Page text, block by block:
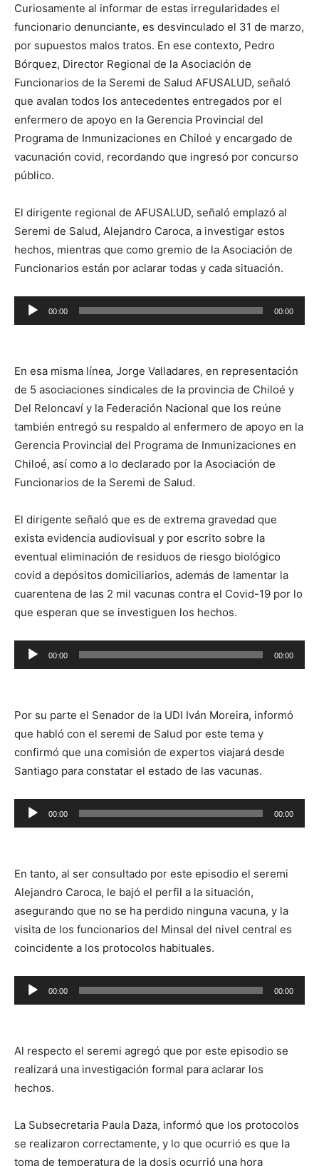
Curiosamente al informar de estas irregularidades el
funcionario denunciante, es desvinculado el 31 de marzo,
por supuestos malos tratos. En ese contexto, Pedro
Bórquez, Director Regional de la Asociación de
Funcionarios de la Seremi de Salud AFUSALUD, señaló
que avalan todos los antecedentes entregados por el
enfermero de apoyo en la Gerencia Provincial del
Programa de Inmunizaciones en Chiloé y encargado de
vacunación covid, recordando que ingresó por concurso
público.
El dirigente regional de AFUSALUD, señaló emplazó al
Seremi de Salud, Alejandro Caroca, a investigar estos
hechos, mientras que como gremio de la Asociación de
Funcionarios están por aclarar todas y cada situación.
Reproductor
de
00:00 00:00
En esa misma línea, Jorge Valladares, en representación
de 5 asociaciones sindicales de la provincia de Chiloé y
Del Reloncaví y la Federación Nacional que los reúne
también entregó su respaldo al enfermero de apoyo en la
Gerencia Provincial del Programa de Inmunizaciones en
Chiloé, así como a lo declarado por la Asociación de
Funcionarios de la Seremi de Salud.
El dirigente señaló que es de extrema gravedad que
exista evidencia audiovisual y por escrito sobre la
eventual eliminación de residuos de riesgo biológico
covid a depósitos domiciliarios, además de lamentar la
cuarentena de las 2 mil vacunas contra el Covid-19 por lo
que esperan que se investiguen los hechos.
Reproductor
de
00:00 00:00
Por su parte el Senador de la UDI Iván Moreira, informó
que habló con el seremi de Salud por este tema y
confirmó que una comisión de expertos viajará desde
Santiago para constatar el estado de las vacunas.
Reproductor
de
00:00 00:00
En tanto, al ser consultado por este episodio el seremi
Alejandro Caroca, le bajó el perfil a la situación,
asegurando que no se ha perdido ninguna vacuna, y la
visita de los funcionarios del Minsal del nivel central es
coincidente a los protocolos habituales.
Reproductor
de
00:00 00:00
Al respecto el seremi agregó que por este episodio se
realizará una investigación formal para aclarar los
hechos.
La Subsecretaria Paula Daza, informó que los protocolos
se realizaron correctamente, y lo que ocurrió es que la
toma de temperatura de la dosis ocurrió una hora